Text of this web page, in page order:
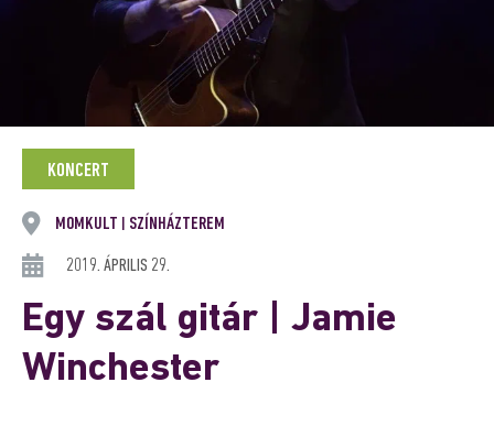
KONCERT
MOMKULT SZÍNHÁZTEREM
2019. ÁPRILIS 29.
Egy szál gitár | Jamie
Winchester